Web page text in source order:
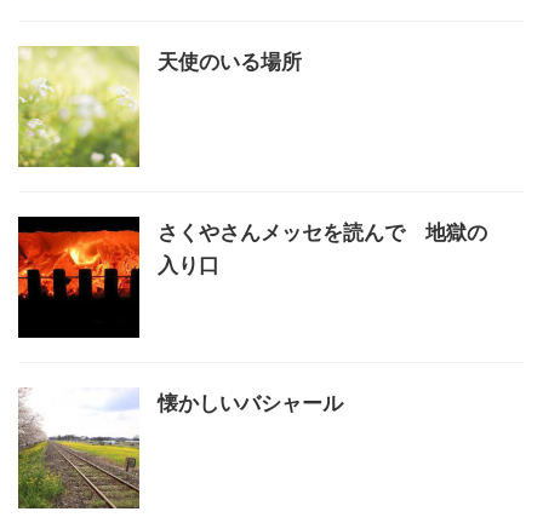
天使のいる場所
さくやさんメッセを読んで 地獄の
入り口
懐かしいバシャール